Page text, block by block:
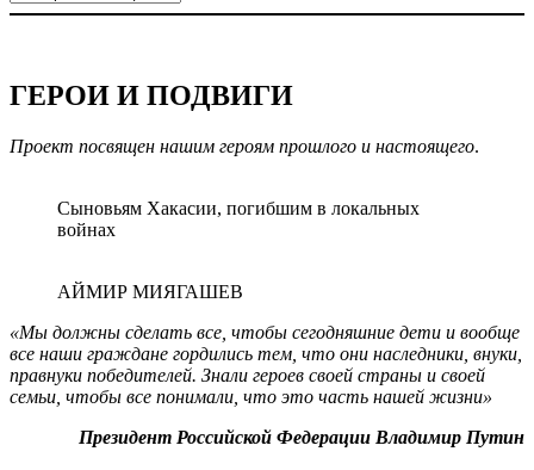
ГЕРОИ И ПОДВИГИ
Проект посвящен нашим героям прошлого и настоящего.
Сыновьям Хакасии, погибшим в локальных
войнах
АЙМИР МИЯГАШЕВ
«Мы должны сделать все, чтобы сегодняшние дети и вообще
все наши граждане гордились тем, что они наследники, внуки,
правнуки победителей. Знали героев своей страны и своей
семьи, чтобы все понимали, что это часть нашей жизни»
Президент Российской Федерации Владимир Путин